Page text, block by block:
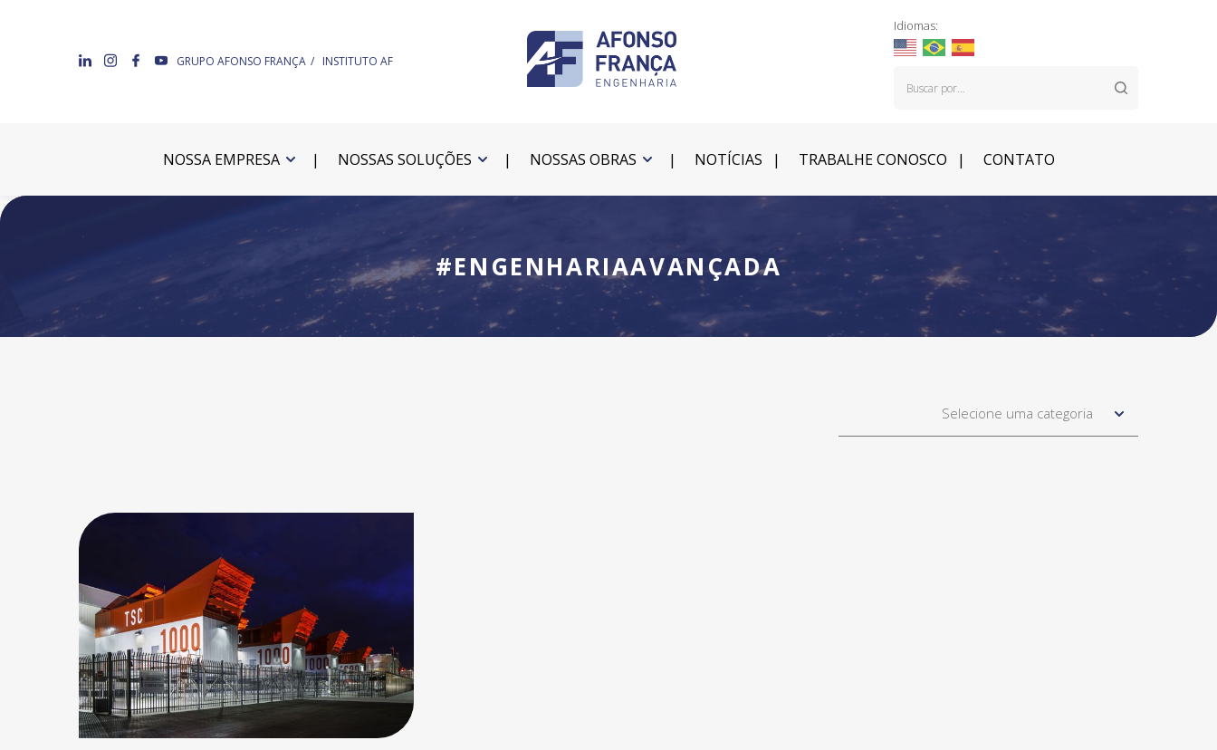
GRUPO AFONSO FRANÇA INSTITUTO AF
Idiomas:
NOSSA EMPRESA NOSSAS SOLUÇÕES NOSSAS OBRAS NOTÍCIAS TRABALHE CONOSCO CONTATO
#ENGENHARIAAVANÇADA
Selecione uma categoria